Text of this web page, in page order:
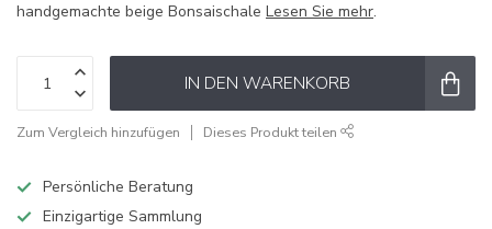
handgemachte beige Bonsaischale Lesen Sie mehr.
IN DEN WARENKORB
Zum Vergleich hinzufügen Dieses Produkt teilen
Persönliche Beratung
Einzigartige Sammlung